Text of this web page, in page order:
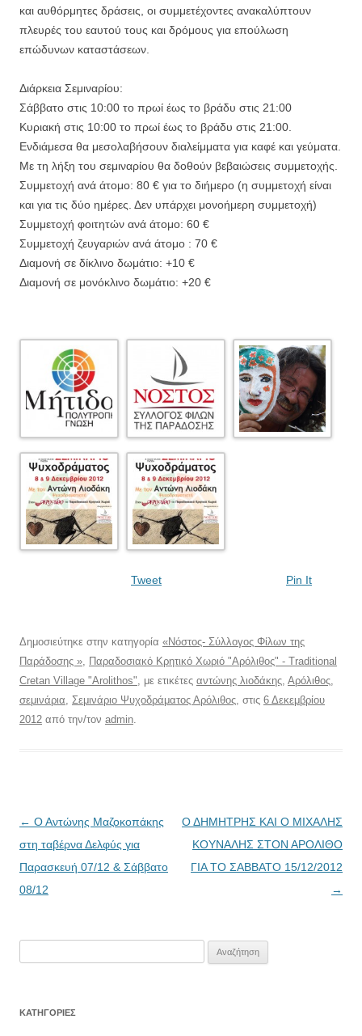
και αυθόρμητες δράσεις, οι συμμετέχοντες ανακαλύπτουν
πλευρές του εαυτού τους και δρόμους για επούλωση
επώδυνων καταστάσεων.
Διάρκεια Σεμιναρίου:
Σάββατο στις 10:00 το πρωί έως το βράδυ στις 21:00
Κυριακή στις 10:00 το πρωί έως το βράδυ στις 21:00.
Ενδιάμεσα θα μεσολαβήσουν διαλείμματα για καφέ και γεύματα.
Με τη λήξη του σεμιναρίου θα δοθούν βεβαιώσεις συμμετοχής.
Συμμετοχή ανά άτομο: 80 € για το διήμερο (η συμμετοχή είναι
και για τις δύο ημέρες. Δεν υπάρχει μονοήμερη συμμετοχή)
Συμμετοχή φοιτητών ανά άτομο: 60 €
Συμμετοχή ζευγαριών ανά άτομο : 70 €
Διαμονή σε δίκλινο δωμάτιο: +10 €
Διαμονή σε μονόκλινο δωμάτιο: +20 €
Tweet Pin It
Δημοσιεύτηκε στην κατηγορία «Νόστος- Σύλλογος Φίλων της
Παράδοσης », Παραδοσιακό Κρητικό Χωριό "Αρόλιθος" - Traditional
Cretan Village "Arolithos", με ετικέτες αντώνης λιοδάκης, Αρόλιθος,
σεμινάρια, Σεμινάριο Ψυχοδράματος Αρόλιθος, στις 6 Δεκεμβρίου
2012 από την/τον admin.
Πλοήγηση
άρθρων
← Ο Αντώνης Μαζοκοπάκης
στη ταβέρνα Δελφύς για
Παρασκευή 07/12 & Σάββατο
08/12
Ο ΔΗΜΗΤΡΗΣ ΚΑΙ Ο ΜΙΧΑΛΗΣ
ΚΟΥΝΑΛΗΣ ΣΤΟΝ ΑΡΟΛΙΘΟ
ΓΙΑ ΤΟ ΣΑΒΒΑΤΟ 15/12/2012
→
KΑΤΗΓΟΡΊΕΣ